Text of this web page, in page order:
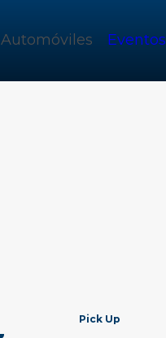
Automóviles Eventos
Pick Up